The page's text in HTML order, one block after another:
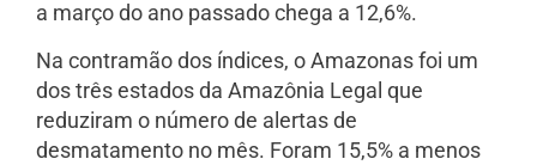
a março do ano passado chega a 12,6%.
Na contramão dos índices, o Amazonas foi um
dos três estados da Amazônia Legal que
reduziram o número de alertas de
desmatamento no mês. Foram 15,5% a menos